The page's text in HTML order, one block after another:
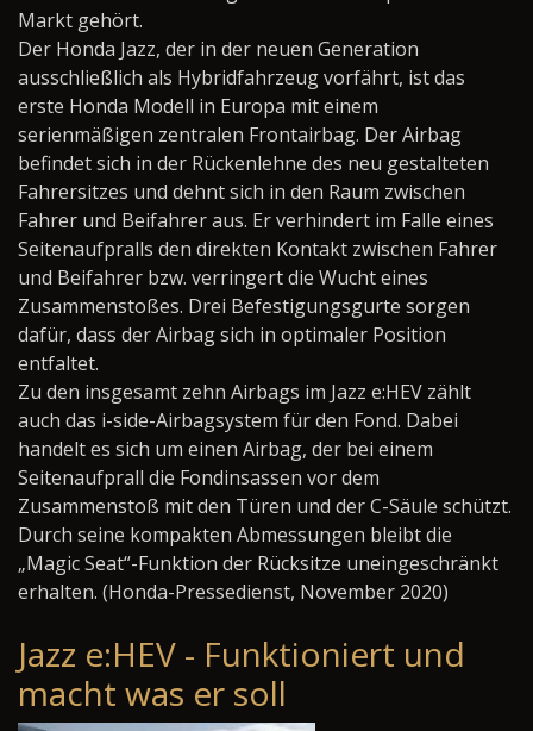
Markt gehört.
Der Honda Jazz, der in der neuen Generation
ausschließlich als Hybridfahrzeug vorfährt, ist das
erste Honda Modell in Europa mit einem
serienmäßigen zentralen Frontairbag. Der Airbag
befindet sich in der Rückenlehne des neu gestalteten
Fahrersitzes und dehnt sich in den Raum zwischen
Fahrer und Beifahrer aus. Er verhindert im Falle eines
Seitenaufpralls den direkten Kontakt zwischen Fahrer
und Beifahrer bzw. verringert die Wucht eines
Zusammenstoßes. Drei Befestigungsgurte sorgen
dafür, dass der Airbag sich in optimaler Position
entfaltet.
Zu den insgesamt zehn Airbags im Jazz e:HEV zählt
auch das i-side-Airbagsystem für den Fond. Dabei
handelt es sich um einen Airbag, der bei einem
Seitenaufprall die Fondinsassen vor dem
Zusammenstoß mit den Türen und der C-Säule schützt.
Durch seine kompakten Abmessungen bleibt die
„Magic Seat“-Funktion der Rücksitze uneingeschränkt
erhalten. (Honda-Pressedienst, November 2020)
Jazz e:HEV - Funktioniert und
macht was er soll